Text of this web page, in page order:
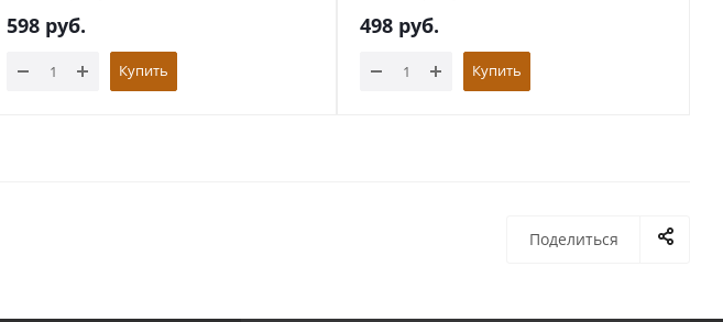
598 руб.
Купить
498 руб.
Купить
Поделиться